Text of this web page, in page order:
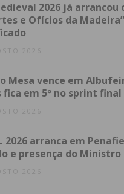
uma missa na
Penafiel, pelas 18h com a
de colocação de
Ribeiro e ao
haverá uma nova
2026 já arrancou
e Ofícios da
2026
Mesa vence em
fica em 5º no sprint final
2026
2026 arranca em
e presença do
2026